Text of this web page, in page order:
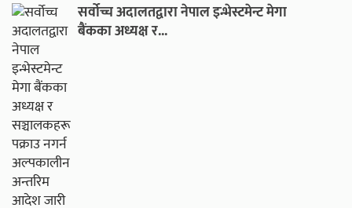
सर्वोच्च अदालतद्वारा नेपाल इन्भेस्टमेन्ट मेगा
बैंकका अध्यक्ष र...